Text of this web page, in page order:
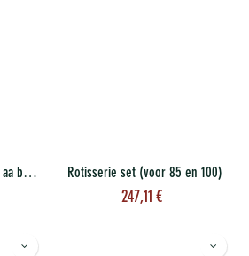
Rotisserie motor (incl. 3x aa batterij) Rotisserie set (voor 85 en 100)
247,11 €